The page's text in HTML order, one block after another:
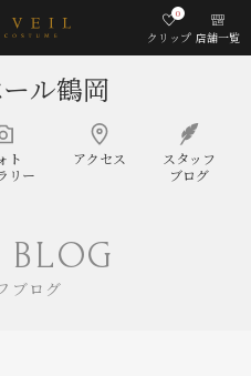
クリップ
0
店舗一覧
ル鶴岡
ト
リー
アクセス
スタッフ
ブログ
BLOG
ブログ